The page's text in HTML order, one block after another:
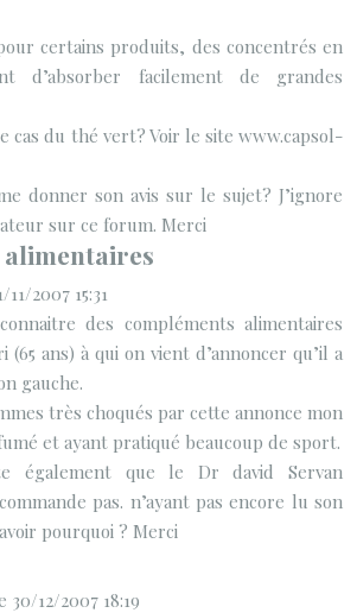
certains produits, des concentrés en
d’absorber facilement de grandes
cas du thé vert? Voir le site www.capsol-
donner son avis sur le sujet? J’ignore
sur ce forum. Merci
2007 15:31
des compléments alimentaires
ans) à qui on vient d’annoncer qu’il a
gauche.
très choqués par cette annonce mon
et ayant pratiqué beaucoup de sport.
également que le Dr david Servan
pas. n’ayant pas encore lu son
pourquoi ? Merci
12/2007 18:19